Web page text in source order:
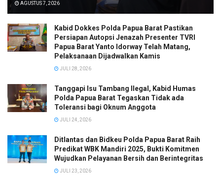
AGUSTUS 7, 2026
Kabid Dokkes Polda Papua Barat Pastikan
Persiapan Autopsi Jenazah Presenter TVRI
Papua Barat Yanto Idorway Telah Matang,
Pelaksanaan Dijadwalkan Kamis
JULI 28, 2026
Tanggapi Isu Tambang Ilegal, Kabid Humas
Polda Papua Barat Tegaskan Tidak ada
Toleransi bagi Oknum Anggota
JULI 24, 2026
Ditlantas dan Bidkeu Polda Papua Barat Raih
Predikat WBK Mandiri 2025, Bukti Komitmen
Wujudkan Pelayanan Bersih dan Berintegritas
JULI 23, 2026